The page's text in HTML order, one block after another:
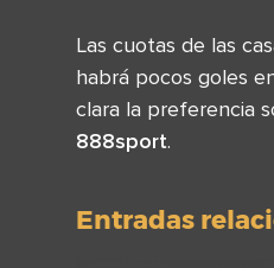
Las cuotas de las
habrá pocos goles
clara la preferencia
888sport.
Entradas